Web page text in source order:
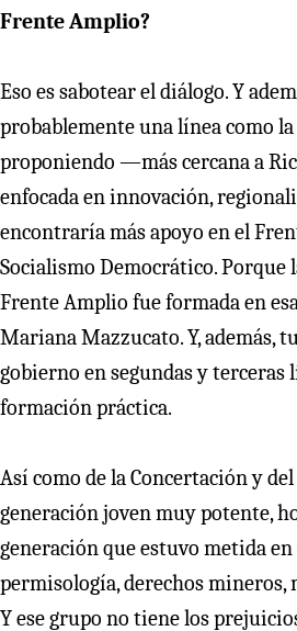
Frente Amplio?
Eso es sabotear el diálogo. Y
probablemente una línea como
proponiendo —más cercana a
enfocada en innovación,
encontraría más apoyo en el
Socialismo Democrático. Porque
Frente Amplio fue formada en
Mariana Mazzucato. Y, además,
gobierno en segundas y terceras
formación práctica.
Así como de la Concertación y
generación joven muy potente,
generación que estuvo metida
permisología, derechos mineros,
Y ese grupo no tiene los